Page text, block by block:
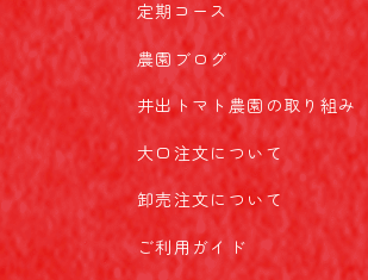
定期コース
農園ブログ
井出トマト農園の取り組み
大口注文について
卸売注文について
ご利用ガイド